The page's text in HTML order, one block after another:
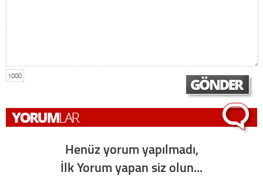
1000
Henüz yorum yapılmadı,
İlk Yorum yapan siz olun...